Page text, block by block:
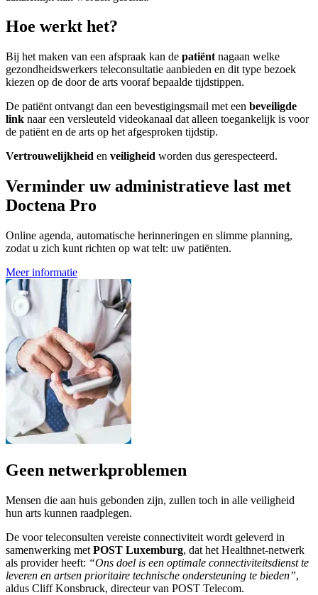
Hoe werkt het?
Bij het maken van een afspraak kan de patiënt nagaan welke
gezondheidswerkers teleconsultatie aanbieden en dit type bezoek
kiezen op de door de arts vooraf bepaalde tijdstippen.
De patiënt ontvangt dan een bevestigingsmail met een beveiligde
link naar een versleuteld videokanaal dat alleen toegankelijk is voor
de patiënt en de arts op het afgesproken tijdstip.
Vertrouwelijkheid en veiligheid worden dus gerespecteerd.
Verminder uw administratieve last met
Doctena Pro
Online agenda, automatische herinneringen en slimme planning,
zodat u zich kunt richten op wat telt: uw patiënten.
Meer informatie
Geen netwerkproblemen
Mensen die aan huis gebonden zijn, zullen toch in alle veiligheid
hun arts kunnen raadplegen.
De voor teleconsulten vereiste connectiviteit wordt geleverd in
samenwerking met POST Luxemburg, dat het Healthnet-netwerk
als provider heeft: “Ons doel is een optimale connectiviteitsdienst te
leveren en artsen prioritaire technische ondersteuning te bieden”,
aldus Cliff Konsbruck, directeur van POST Telecom.